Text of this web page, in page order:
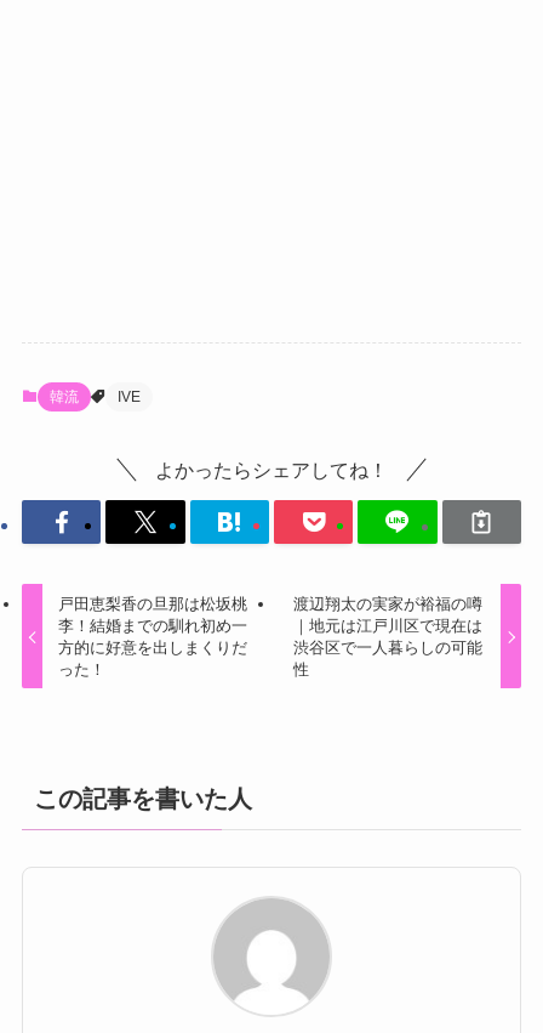
韓流 IVE
よかったらシェアしてね！
戸田恵梨香の旦那は松坂桃
李！結婚までの馴れ初め一
方的に好意を出しまくりだ
った！
渡辺翔太の実家が裕福の噂
｜地元は江戸川区で現在は
渋谷区で一人暮らしの可能
性
この記事を書いた人